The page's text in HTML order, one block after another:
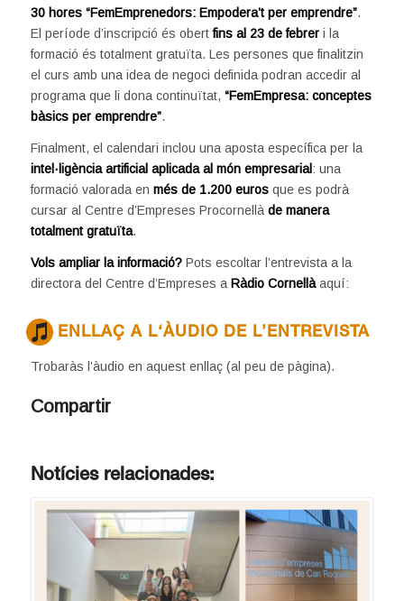
30 hores “FemEmprenedors: Empodera’t per emprendre”.
El període d’inscripció és obertfins al 23 de febreri la
formació és totalment gratuïta. Les persones que finalitzin
el curs amb una idea de negoci definida podran accedir al
programa que li dona continuïtat, “FemEmpresa: conceptes
bàsics per emprendre”.
Finalment, el calendari inclou una aposta específica per la
intel·ligència artificial aplicada al món empresarial: una
formació valorada en més de 1.200 eurosque es podrà
cursar al Centre d’Empreses Procornellà de manera
totalment gratuïta.
Vols ampliar la informació?Pots escoltar l’entrevista a la
directora del Centre d’Empreses a Ràdio Cornellàaquí:
ENLLAÇ A L‘ÀUDIO DE L’ENTREVISTA
Trobaràs l’àudio en aquest enllaç (al peu de pàgina).
Compartir
Notícies relacionades: